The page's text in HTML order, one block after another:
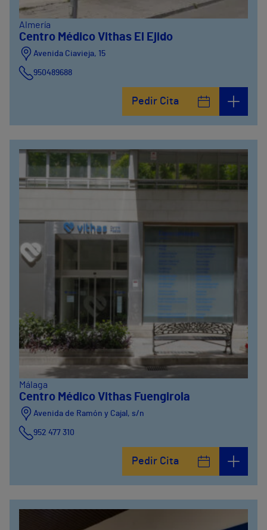
Almería
Centro Médico Vithas El Ejido
Avenida Ciavieja, 15
950489688
Pedir Cita
Málaga
Centro Médico Vithas Fuengirola
Avenida de Ramón y Cajal, s/n
952 477 310
Pedir Cita